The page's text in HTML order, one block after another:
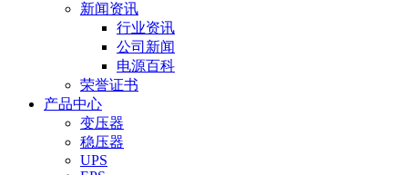
新闻资讯
行业资讯
公司新闻
电源百科
荣誉证书
产品中心
变压器
稳压器
UPS